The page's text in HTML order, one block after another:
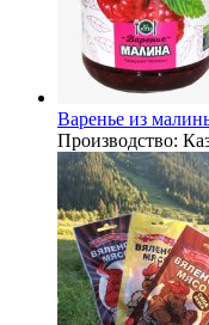
Варенье из
Производство: